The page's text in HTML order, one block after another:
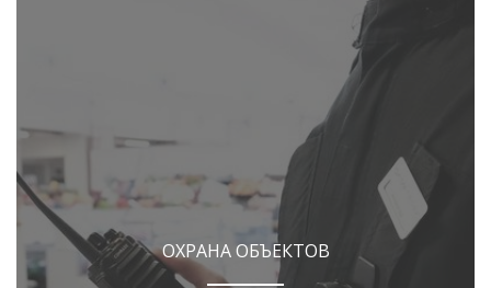
ОХРАНА ОБЪЕКТОВ